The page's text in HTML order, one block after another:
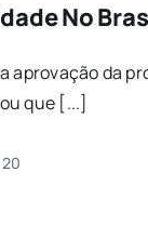
No
aprovação da
que [...]